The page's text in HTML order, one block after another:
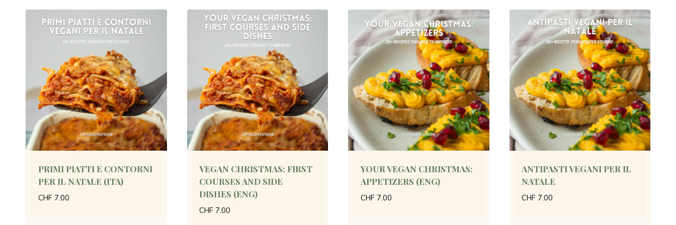
PRIMI PIATTI E CONTORNI
PER IL NATALE (ITA)
CHF7.00
VEGAN CHRISTMAS: FIRST
COURSES AND SIDE
DISHES (ENG)
CHF 7.00
YOUR VEGAN CHRISTMAS:
APPETIZERS (ENG)
CHF7.00
ANTIPASTI VEGANI PER IL
NATALE
CHF 7.00